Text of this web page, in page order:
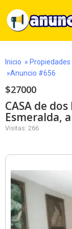
Inicio »
»Anuncio #656
$27000
CASA de
Esmeralda,
Visitas: 266